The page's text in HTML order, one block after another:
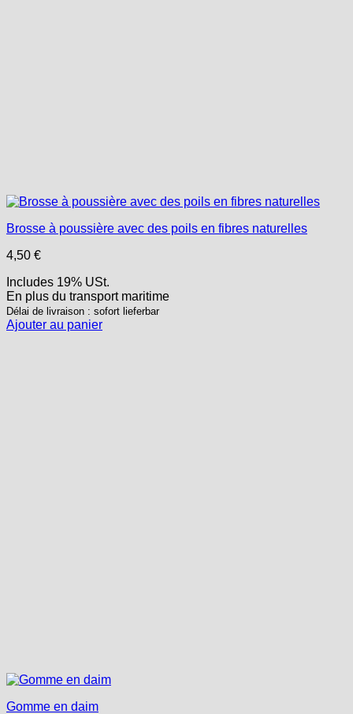
Brosse à poussière avec des poils en fibres naturelles
4,50 €
Includes 19% USt.
En plus du transportmaritime
Délai de livraison : sofort lieferbar
Ajouter au panier
Gomme en daim